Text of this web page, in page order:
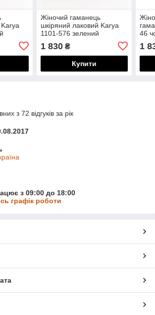
Жіночий гаманець
шкіряний лаковий Karya
1101-576 зелений
1 830₴
Купити
46
1
з 72 відгуків за рік
з 09:00 до 18:00
графік роботи